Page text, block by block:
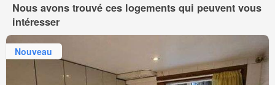
Nous avons trouvé ces logements qui peuvent vous
intéresser
Nouveau